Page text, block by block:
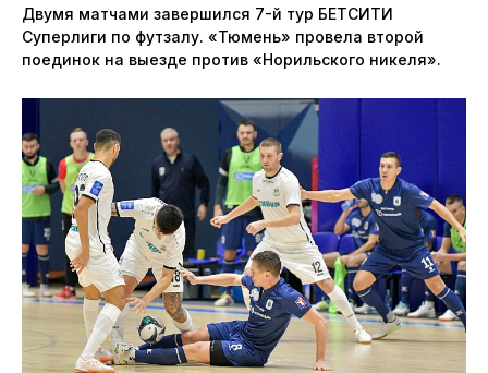
Двумя матчами завершился 7-й тур БЕТСИТИ
Суперлиги по футзалу. «Тюмень» провела второй
поединок на выезде против «Норильского никеля».